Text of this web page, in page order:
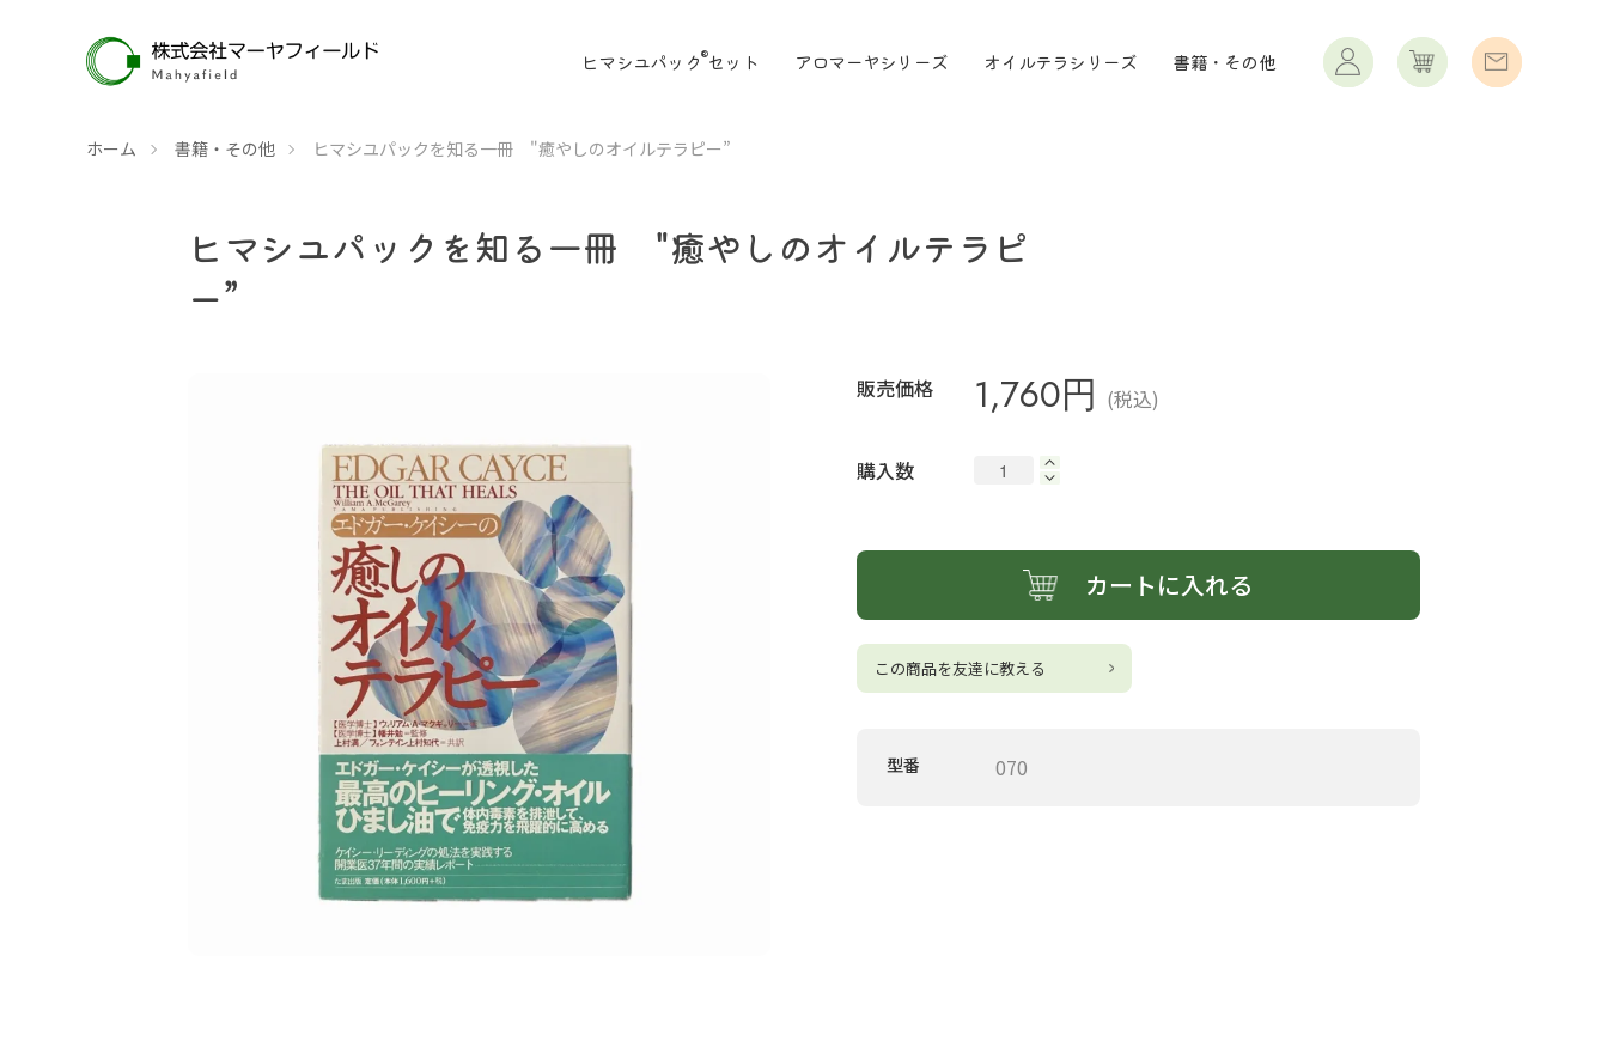
ヒマシユパック®セット アロマーヤシリーズ オイルテラシリーズ 書籍・その他
ホーム 書籍・その他 ヒマシユパックを知る一冊 "癒やしのオイルテラピー”
ヒマシユパックを知る一冊 "癒やしのオイルテラピ
ー
販売価格 1,760円 (税込)
購入数
カートに入れる
この商品を友達に教える
型番 070